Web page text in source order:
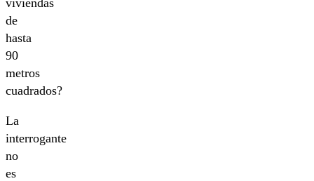
de
hasta
90
metros
cuadrados?
La
interrogante
no
es